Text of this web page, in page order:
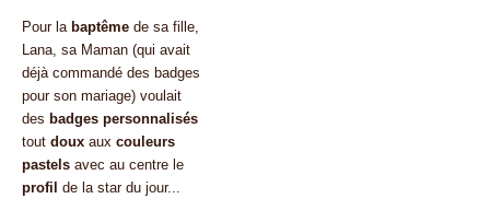
Pour la baptêmede sa fille,
Lana, sa Maman (qui avait
déjà commandé des badges
pour son mariage) voulait
des badges personnalisés
tout douxaux couleurs
pastelsavec au centre le
profil de la star du jour...